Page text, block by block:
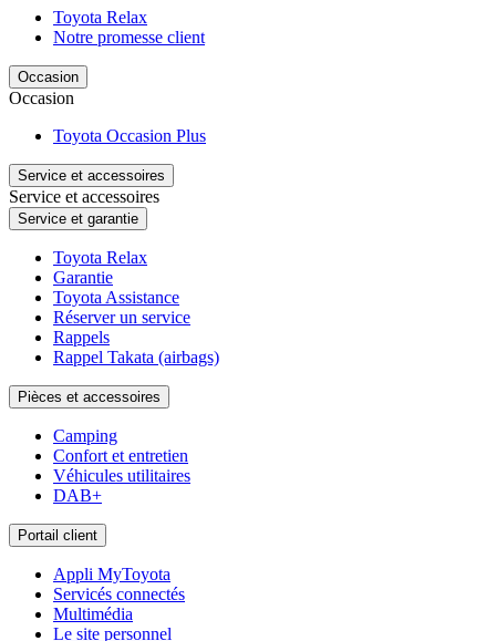
Toyota Relax
Notre promesse client
Occasion
Occasion
Toyota Occasion Plus
Service et accessoires
Service et accessoires
Service et garantie
Toyota Relax
Garantie
Toyota Assistance
Réserver un service
Rappels
Rappel Takata (airbags)
Pièces et accessoires
Camping
Confort et entretien
Véhicules utilitaires
DAB+
Portail client
Appli MyToyota
Servicés connectés
Multimédia
Le site personnel